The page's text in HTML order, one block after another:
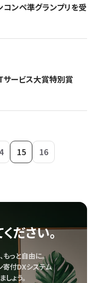
ンペ準グランプリを受
ービス大賞特別賞
15 16
ださい。
もっと自由に。
寄付DXシステム
ょう。